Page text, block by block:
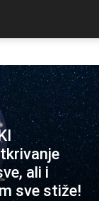
ali i
sve stiže!